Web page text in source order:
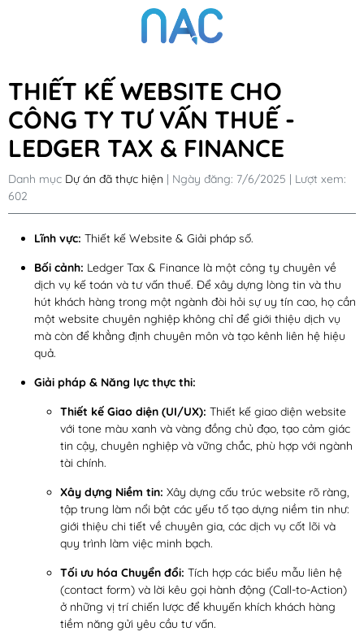
THIẾT KẾ WEBSITE CHO
CÔNG TY TƯ VẤN THUẾ -
LEDGER TAX & FINANCE
Danh mục Dự án đã thực hiện | Ngày đăng: 7/6/2025 | Lượt xem:
602
Lĩnh vực: Thiết kế Website & Giải pháp số.
Bối cảnh: Ledger Tax & Finance là một công ty chuyên về
dịch vụ kế toán và tư vấn thuế. Để xây dựng lòng tin và thu
hút khách hàng trong một ngành đòi hỏi sự uy tín cao, họ cần
một website chuyên nghiệp không chỉ để giới thiệu dịch vụ
mà còn để khẳng định chuyên môn và tạo kênh liên hệ hiệu
quả.
Giải pháp & Năng lực thực thi:
Thiết kế Giao diện (UI/UX): Thiết kế giao diện website
với tone màu xanh và vàng đồng chủ đạo, tạo cảm giác
tin cậy, chuyên nghiệp và vững chắc, phù hợp với ngành
tài chính.
Xây dựng Niềm tin: Xây dựng cấu trúc website rõ ràng,
tập trung làm nổi bật các yếu tố tạo dựng niềm tin như:
giới thiệu chi tiết về chuyên gia, các dịch vụ cốt lõi và
quy trình làm việc minh bạch.
Tối ưu hóa Chuyển đổi: Tích hợp các biểu mẫu liên hệ
(contact form) và lời kêu gọi hành động (Call-to-Action)
ở những vị trí chiến lược để khuyến khích khách hàng
tiềm năng gửi yêu cầu tư vấn.